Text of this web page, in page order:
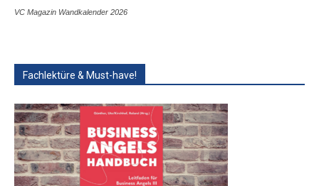
VC Magazin Wandkalender 2026
Fachlektüre & Must-have!